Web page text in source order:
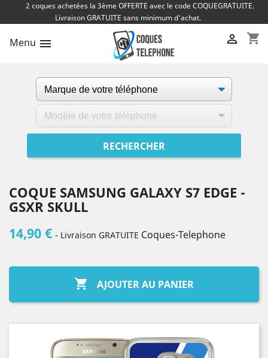
2 coques achetées la 3ème OFFERTE avec le code COQUEGRATUITE.
Livraison GRATUITE sans minimum d'achat.
Menu  shopping_cart

COQUE SAMSUNG GALAXY S7 EDGE -
GSXR SKULL
14,90 € - Livraison GRATUITE Coques-Telephone
 AJOUTER AU PANIER